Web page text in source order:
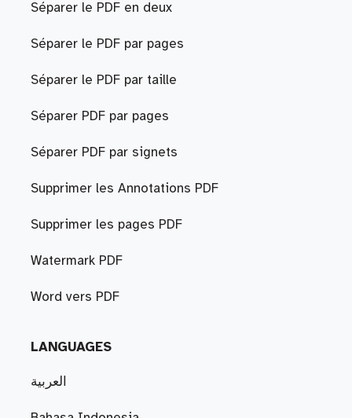
Séparer le PDF en deux
Séparer le PDF par pages
Séparer le PDF par taille
Séparer PDF par pages
Séparer PDF par signets
Supprimer les Annotations PDF
Supprimer les pages PDF
Watermark PDF
Word vers PDF
LANGUAGES
العربية